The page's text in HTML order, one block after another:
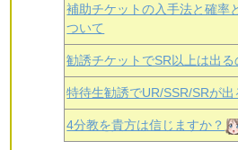
補助チケットの入手法と確率
ついて
勧誘チケットでSR以上は出る
特待生勧誘でUR/SSR/SRが
4分教を貴方は信じますか？